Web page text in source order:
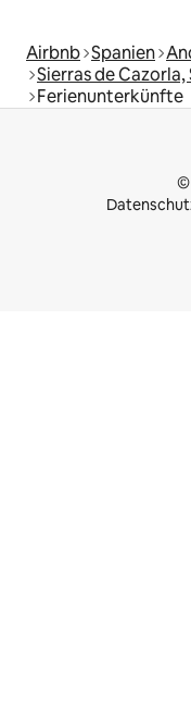
Airbnb Spanien
Sierras de
Ferienunterkünfte
©